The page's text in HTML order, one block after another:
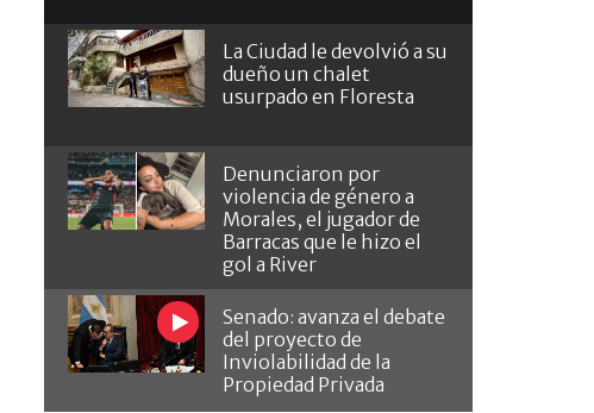
La Ciudad le devolvió a su
dueño un chalet
usurpado en Floresta
Denunciaron por
violencia de género a
Morales, el jugador de
Barracas que le hizo el
gol a River
Senado: avanza el debate
del proyecto de
Inviolabilidad de la
Propiedad Privada